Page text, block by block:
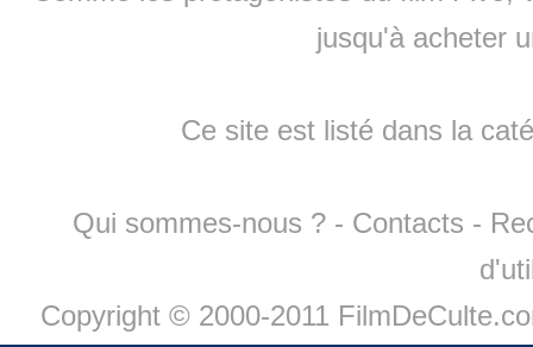
jusqu'à acheter
Ce site est listé dans la
Qui sommes-nous ? - Contacts -
Copyright © 2000-2011